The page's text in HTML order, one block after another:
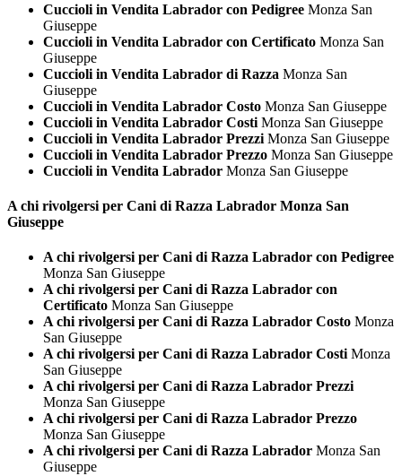
Cuccioli in Vendita Labrador con Pedigree Monza San
Giuseppe
Cuccioli in Vendita Labrador con Certificato Monza San
Giuseppe
Cuccioli in Vendita Labrador di Razza Monza San
Giuseppe
Cuccioli in Vendita Labrador Costo Monza San Giuseppe
Cuccioli in Vendita Labrador Costi Monza San Giuseppe
Cuccioli in Vendita Labrador Prezzi Monza San Giuseppe
Cuccioli in Vendita Labrador Prezzo Monza San Giuseppe
Cuccioli in Vendita Labrador Monza San Giuseppe
A chi rivolgersi per Cani di Razza Labrador Monza San
Giuseppe
A chi rivolgersi per Cani di Razza Labrador con Pedigree
Monza San Giuseppe
A chi rivolgersi per Cani di Razza Labrador con
Certificato Monza San Giuseppe
A chi rivolgersi per Cani di Razza Labrador Costo Monza
San Giuseppe
A chi rivolgersi per Cani di Razza Labrador CostiMonza
San Giuseppe
A chi rivolgersi per Cani di Razza Labrador Prezzi
Monza San Giuseppe
A chi rivolgersi per Cani di Razza Labrador Prezzo
Monza San Giuseppe
A chi rivolgersi per Cani di Razza Labrador Monza San
Giuseppe